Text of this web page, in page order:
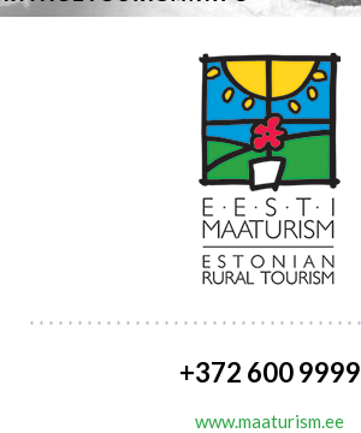
+372 600 9999
www.maaturism.ee